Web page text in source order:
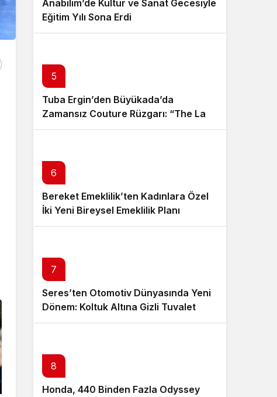
Anabilim’de Kültür ve Sanat Gecesiyle
Eğitim Yılı Sona Erdi
5
Tuba Ergin’den Büyükada’da
Zamansız Couture Rüzgarı: “The Last
Empress” Koleksiyonu Tanıtıldı
6
Bereket Emeklilik’ten Kadınlara Özel
İki Yeni Bireysel Emeklilik Planı
7
Seres’ten Otomotiv Dünyasında Yeni
Dönem: Koltuk Altına Gizli Tuvalet
Patenti
8
Honda, 440 Binden Fazla Odyssey